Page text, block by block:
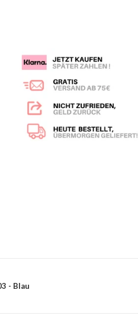
- Blau